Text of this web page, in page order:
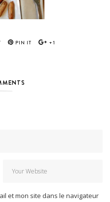
PIN IT +1
et mon site dans le navigateur